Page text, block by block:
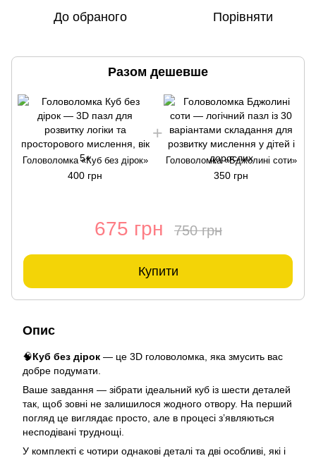
До обраного Порівняти
Разом дешевше
Головоломка «Куб без дірок»
400 грн
Головоломка «Бджолині соти»
350 грн
675 грн 750 грн
Купити
Опис
🧠Куб без дірок — це 3D головоломка, яка змусить вас
добре подумати.
Ваше завдання — зібрати ідеальний куб із шести деталей
так, щоб зовні не залишилося жодного отвору. На перший
погляд це виглядає просто, але в процесі з’являються
несподівані труднощі.
У комплекті є чотири однакові деталі та дві особливі, які і